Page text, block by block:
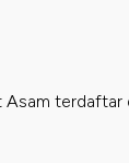
Asam